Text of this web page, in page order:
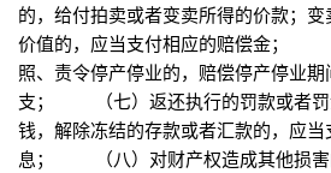
的，给付拍卖或者变卖所得的价款；
价值的，应当支付相应的赔偿金；
照、责令停产停业的，赔偿停产停业
支； （七）返还执行的罚款或者罚
钱，解除冻结的存款或者汇款的，应
息； （八）对财产权造成其他损害